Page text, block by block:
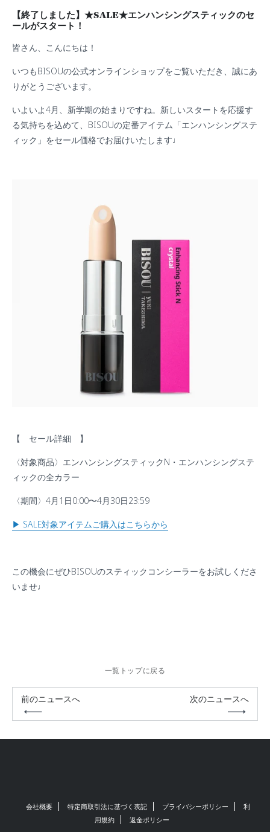
【終了しました】★SALE★エンハンシングスティックのセ
ールがスタート！
皆さん、こんにちは！
いつもBISOUの公式オンラインショップをご覧いただき、誠にあ
りがとうございます。
いよいよ4月、新学期の始まりですね。新しいスタートを応援す
る気持ちを込めて、BISOUの定番アイテム「エンハンシングステ
ィック」をセール価格でお届けいたします♩
【 セール詳細 】
〈対象商品〉エンハンシングスティックN・エンハンシングステ
ィックの全カラー
〈期間〉4月1日0:00〜4月30日23:59
▶︎ SALE対象アイテムご購入はこちらから
この機会にぜひBISOUのスティックコンシーラーをお試しくださ
いませ♩
一覧トップに戻る
前のニュースへ 次のニュースへ
会社概要 特定商取引法に基づく表記 プライバシーポリシー
利
用規約
返金ポリシー